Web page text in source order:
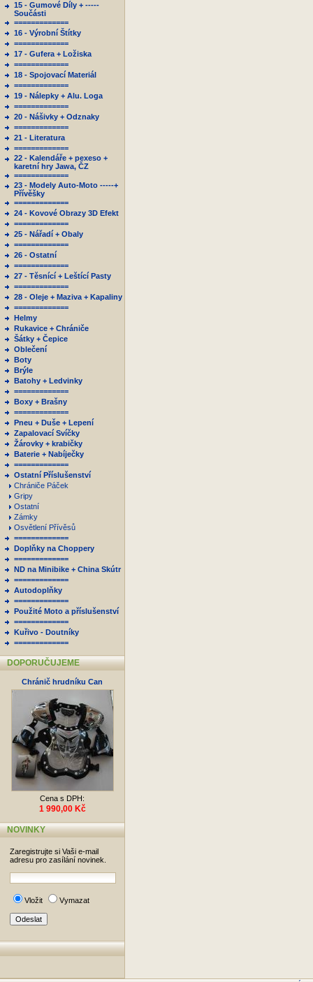
15 - Gumové Díly + -----
Součásti
=============
16 - Výrobní Štítky
=============
17 - Gufera + Ložiska
=============
18 - Spojovací Materiál
=============
19 - Nálepky + Alu. Loga
=============
20 - Nášivky + Odznaky
=============
21 - Literatura
=============
22 - Kalendáře + pexeso +
karetní hry Jawa, ČZ
=============
23 - Modely Auto-Moto -----+
Přívěšky
=============
24 - Kovové Obrazy 3D Efekt
=============
25 - Nářadí + Obaly
=============
26 - Ostatní
=============
27 - Těsnící + Leštící Pasty
=============
28 - Oleje + Maziva + Kapaliny
=============
Helmy
Rukavice + Chrániče
Šátky + Čepice
Oblečení
Boty
Brýle
Batohy + Ledvinky
=============
Boxy + Brašny
=============
Pneu + Duše + Lepení
Zapalovací Svíčky
Žárovky + krabičky
Baterie + Nabíječky
=============
Ostatní Příslušenství
Chrániče Páček
Gripy
Ostatní
Zámky
Osvětlení Přívěsů
=============
Doplňky na Choppery
=============
ND na Minibike + China Skútr
=============
Autodoplňky
=============
Použité Moto a příslušenství
=============
Kuřivo - Doutníky
=============
DOPORUČUJEME
Chránič hrudníku Can
Cena s DPH:
1 990,00 Kč
NOVINKY
Zaregistrujte si Vaši e-mail
adresu pro zasílání novinek.
Vložit Vymazat